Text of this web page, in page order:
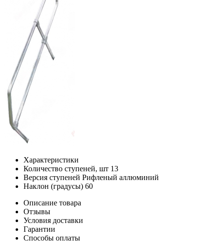
Характеристики
Количество ступеней, шт 13
Версия ступеней Рифленый аллюминий
Наклон (градусы) 60
Описание товара
Отзывы
Условия доставки
Гарантии
Способы оплаты